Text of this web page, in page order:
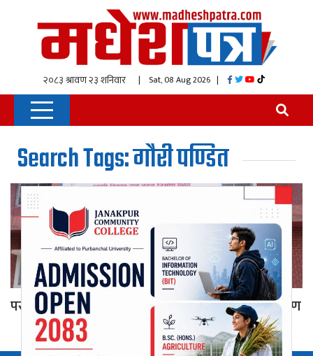
| Sat, 08 Aug 2026 |
Search Tags: गौरी पण्डित
पर्सामा इन्जिनियर हटाइएपछि एशोसिएसनको ध्यानाकर्षण